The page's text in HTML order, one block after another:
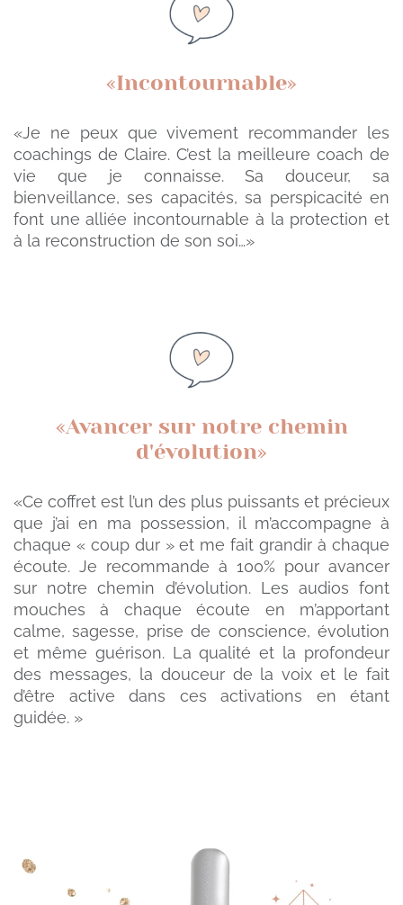
«Incontournable»
«Je ne peux que vivement recommander les
coachings de Claire. C’est la meilleure coach de
vie que je connaisse. Sa douceur, sa
bienveillance, ses capacités, sa perspicacité en
font une alliée incontournable à la protection et
à la reconstruction de son soi…»
«Avancer sur notre chemin
d'évolution»
«Ce coffret est l’un des plus puissants et précieux
que j’ai en ma possession, il m’accompagne à
chaque « coup dur » et me fait grandir à chaque
écoute. Je recommande à 100% pour avancer
sur notre chemin d’évolution. Les audios font
mouches à chaque écoute en m’apportant
calme, sagesse, prise de conscience, évolution
et même guérison. La qualité et la profondeur
des messages, la douceur de la voix et le fait
d’être active dans ces activations en étant
guidée. »